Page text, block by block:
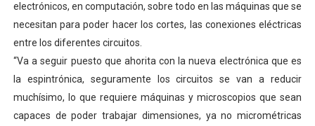
electrónicos, en computación, sobre todo en las máquinas que se
necesitan para poder hacer los cortes, las conexiones eléctricas
entre los diferentes circuitos.
“Va a seguir puesto que ahorita con la nueva electrónica que es
la espintrónica, seguramente los circuitos se van a reducir
muchísimo, lo que requiere máquinas y microscopios que sean
capaces de poder trabajar dimensiones, ya no micrométricas